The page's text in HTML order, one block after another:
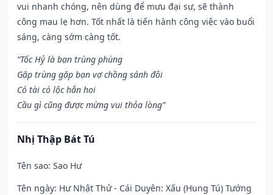
vui nhanh chóng, nên dùng để mưu đại sự, sẽ thành
công mau lẹ hơn. Tốt nhất là tiến hành công việc vào buổi
sáng, càng sớm càng tốt.
“Tốc Hỷ là bạn trùng phùng
Gặp trùng gặp bạn vợ chồng sánh đôi
Có tài có lộc hẳn hoi
Cầu gì cũng được mừng vui thỏa lòng”
Nhị Thập Bát Tú
Tên sao: Sao Hư
Tên ngày: Hư Nhật Thử - Cái Duyên: Xấu (Hung Tú) Tướng